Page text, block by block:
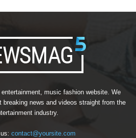
music fashion website. We
breaking news and videos straight from the
industry.
contact@yoursite.com